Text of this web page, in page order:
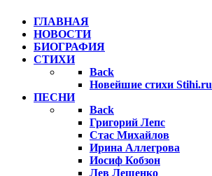
ГЛАВНАЯ
НОВОСТИ
БИОГРАФИЯ
СТИХИ
Back
Новейшие стихи Stihi.ru
ПЕСНИ
Back
Григорий Лепс
Стас Михайлов
Ирина Аллегрова
Иосиф Кобзон
Лев Лещенко